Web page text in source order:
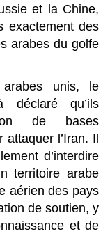
et la Chine,
exactement des
arabes du golfe
arabes unis, le
qu’ils
de bases
l’Iran. Il
d’interdire
territoire arabe
aérien des pays
de soutien, y
et de